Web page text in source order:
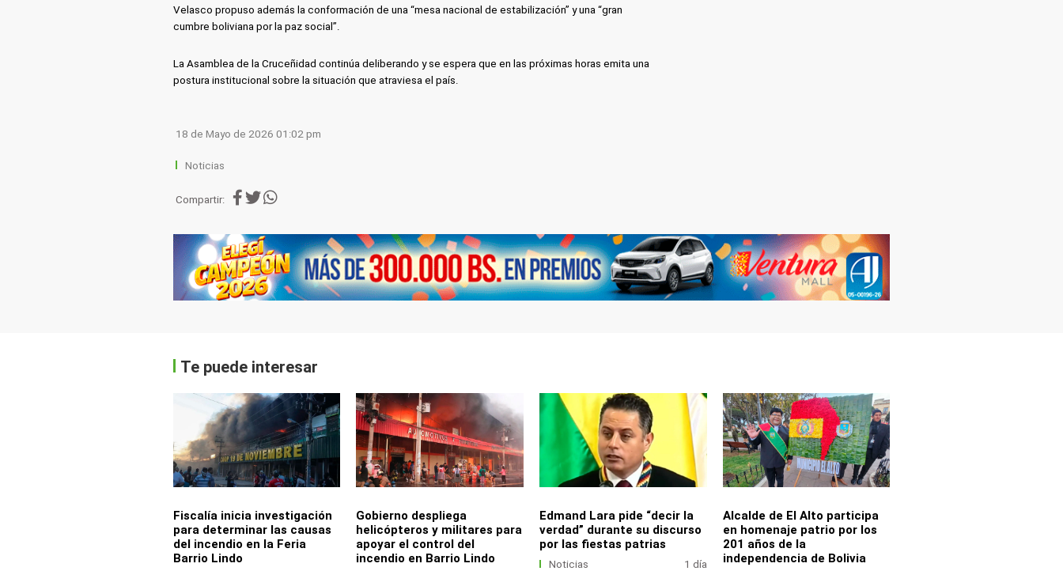
Velasco propuso además la conformación de una “mesa nacional de estabilización” y una “gran
cumbre boliviana por la paz social”.
La Asamblea de la Cruceñidad continúa deliberando y se espera que en las próximas horas emita una
postura institucional sobre la situación que atraviesa el país.
18 de Mayo de 2026 01:02 pm
Noticias
Compartir:
Te puede interesar
Fiscalía inicia investigación
para determinar las causas
del incendio en la Feria
Barrio Lindo
Gobierno despliega
helicópteros y militares para
apoyar el control del
incendio en Barrio Lindo
Edmand Lara pide “decir la
verdad” durante su discurso
por las fiestas patrias
Noticias 1 día
Alcalde de El Alto participa
en homenaje patrio por los
201 años de la
independencia de Bolivia